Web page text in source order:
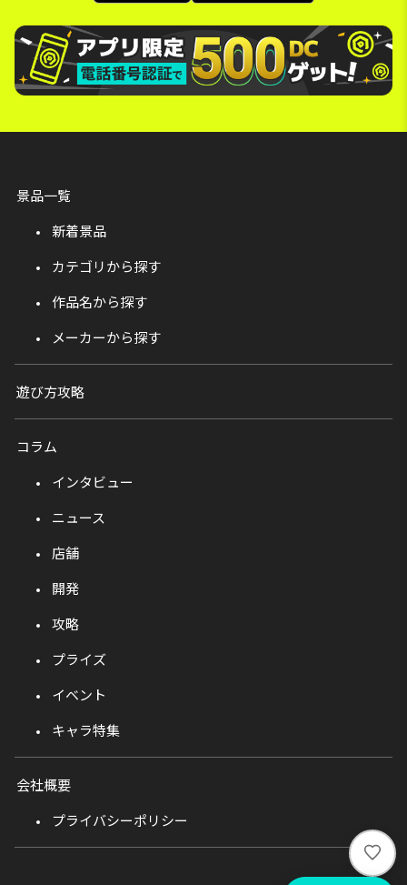
い
い
景品一覧
新着景品
カテゴリから探す
作品名から探す
メーカーから探す
遊び方攻略
コラム
インタビュー
ニュース
店舗
開発
攻略
プライズ
イベント
キャラ特集
会社概要
プライバシーポリシー